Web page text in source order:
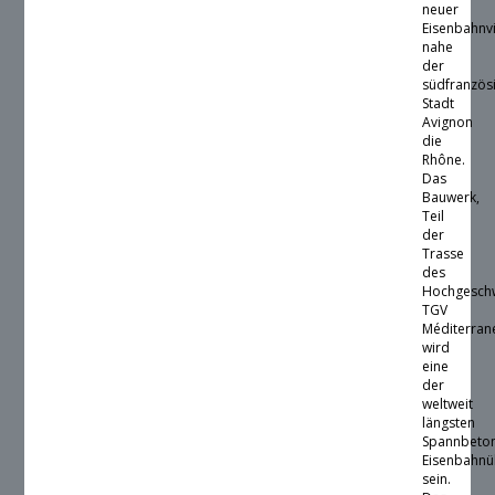
neuer
nahe
der
Stadt
Avignon
die
Rhône.
Das
Bauwerk,
Teil
der
Trasse
des
TGV
wird
eine
der
weltweit
längsten
sein.